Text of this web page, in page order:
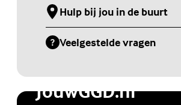
Hulp bij jou in de buurt
(Externe link)
Veelgestelde vragen
(Externe link)
Jongerenwebsite
JouwGGD.nl